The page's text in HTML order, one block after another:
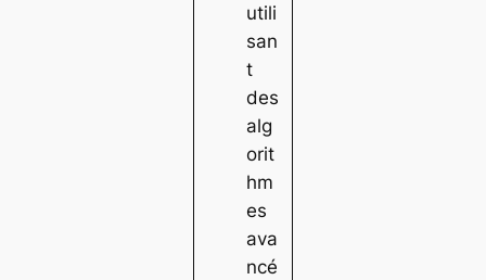
utili
san
t
des
alg
orit
hm
es
ava
ncé